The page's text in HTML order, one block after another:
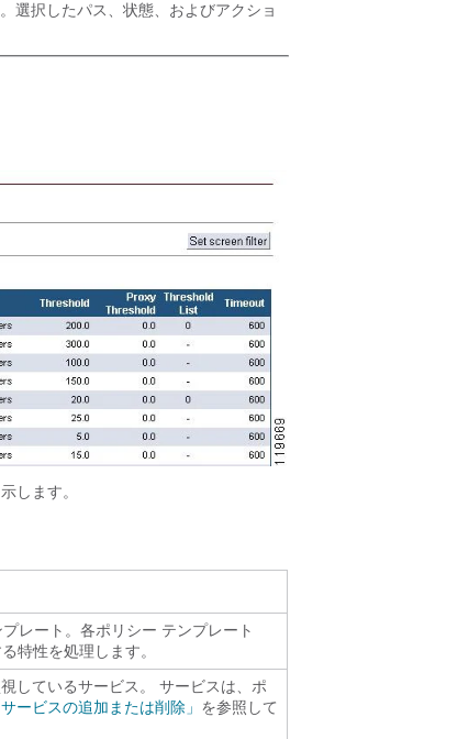
選択したパス、状態、およびアクショ
します。
レート。各ポリシー テンプレート
特性を処理します。
しているサービス。
サービスは、ポ
サービスの追加または削除」 を参照して